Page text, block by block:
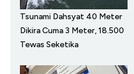
Tsunami Dahsyat 40 Meter
Dikira Cuma 3 Meter, 18.500
Tewas Seketika